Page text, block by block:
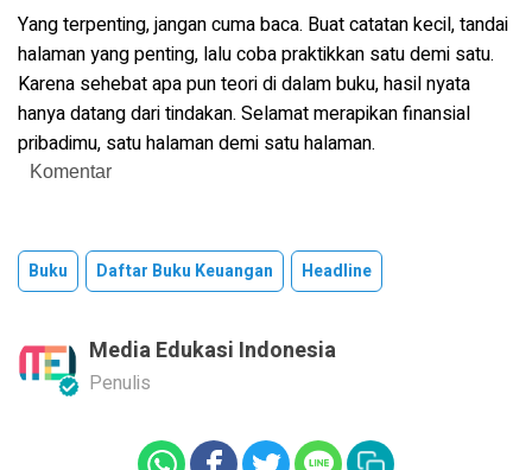
Yang terpenting, jangan cuma baca. Buat catatan kecil, tandai
halaman yang penting, lalu coba praktikkan satu demi satu.
Karena sehebat apa pun teori di dalam buku, hasil nyata
hanya datang dari tindakan. Selamat merapikan finansial
pribadimu, satu halaman demi satu halaman.
Komentar
Buku Daftar Buku Keuangan Headline
Media Edukasi Indonesia
Penulis